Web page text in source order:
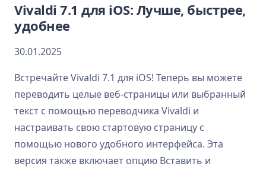
Vivaldi 7.1 для iOS: Лучше, быстрее,
удобнее
30.01.2025
Встречайте Vivaldi 7.1 для iOS! Теперь вы можете
переводить целые веб-страницы или выбранный
текст с помощью переводчика Vivaldi и
настраивать свою стартовую страницу с
помощью нового удобного интерфейса. Эта
версия также включает опцию Вставить и